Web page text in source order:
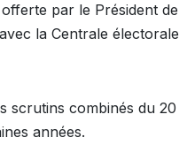
par le Président de
la Centrale électorale
scrutins combinés du 20
années.